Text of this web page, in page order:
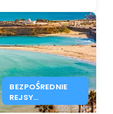
BEZPOŚREDNIE
REJSY
CIVITAVECCHIA–